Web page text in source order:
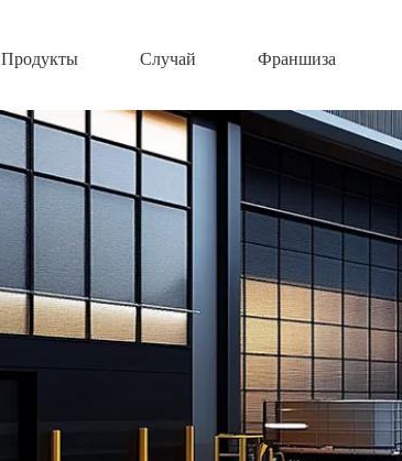
Продукты Случай Франшиза